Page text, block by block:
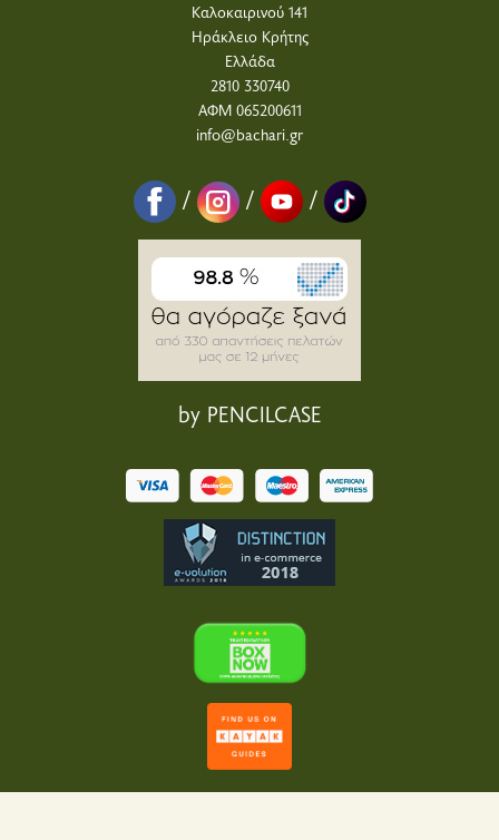
Καλοκαιρινού 141
Ηράκλειο Κρήτης
Ελλάδα
2810 330740
ΑΦΜ 065200611
info@bachari.gr
/ / /
by PENCILCASE